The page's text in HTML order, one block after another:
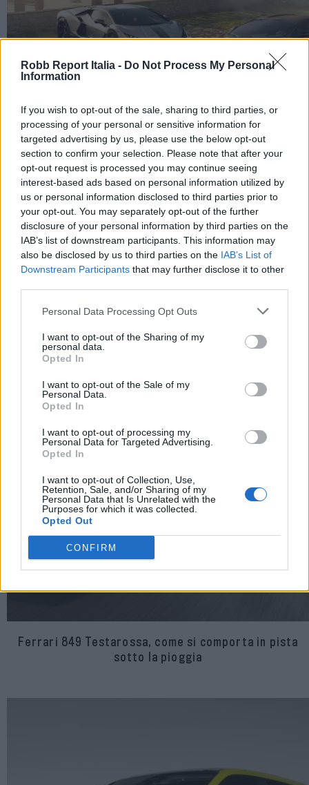
Robb Report Italia - Do Not Process My Personal
Information
If you wish to opt-out of the sale, sharing to third parties, or
processing of your personal or sensitive information for
targeted advertising by us, please use the below opt-out
section to confirm your selection. Please note that after your
opt-out request is processed you may continue seeing
interest-based ads based on personal information utilized by
us or personal information disclosed to third parties prior to
your opt-out. You may separately opt-out of the further
disclosure of your personal information by third parties on the
IAB’s list of downstream participants. This information may
also be disclosed by us to third parties on the IAB’s List of
Downstream Participants that may further disclose it to other
Personal Data Processing Opt Outs
I want to opt-out of the Sharing of my
personal data.
Opted In
I want to opt-out of the Sale of my
Personal Data.
Opted In
I want to opt-out of processing my
Personal Data for Targeted Advertising.
Opted In
I want to opt-out of Collection, Use,
Retention, Sale, and/or Sharing of my
Personal Data that Is Unrelated with the
Purposes for which it was collected.
Opted Out
CONFIRM
Revuelto Impavido è una serie ultra esclusiva ispirata
ai samurai
Ferrari 849 Testarossa, come si comporta in pista
sotto la pioggia